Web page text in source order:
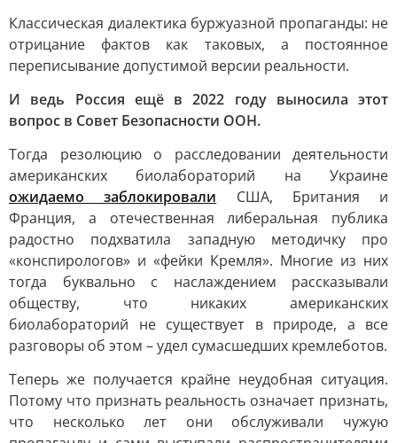
Классическая диалектика буржуазной пропаганды: не
отрицание фактов как таковых, а постоянное
переписывание допустимой версии реальности.
И ведь Россия ещё в 2022 году выносила этот
вопрос в Совет Безопасности ООН.
Тогда резолюцию о расследовании деятельности
американских биолабораторий на Украине
ожидаемо заблокировали США, Британия и
Франция, а отечественная либеральная публика
радостно подхватила западную методичку про
«конспирологов» и «фейки Кремля». Многие из них
тогда буквально с наслаждением рассказывали
обществу, что никаких американских
биолабораторий не существует в природе, а все
разговоры об этом – удел сумасшедших кремлеботов.
Теперь же получается крайне неудобная ситуация.
Потому что признать реальность означает признать,
что несколько лет они обслуживали чужую